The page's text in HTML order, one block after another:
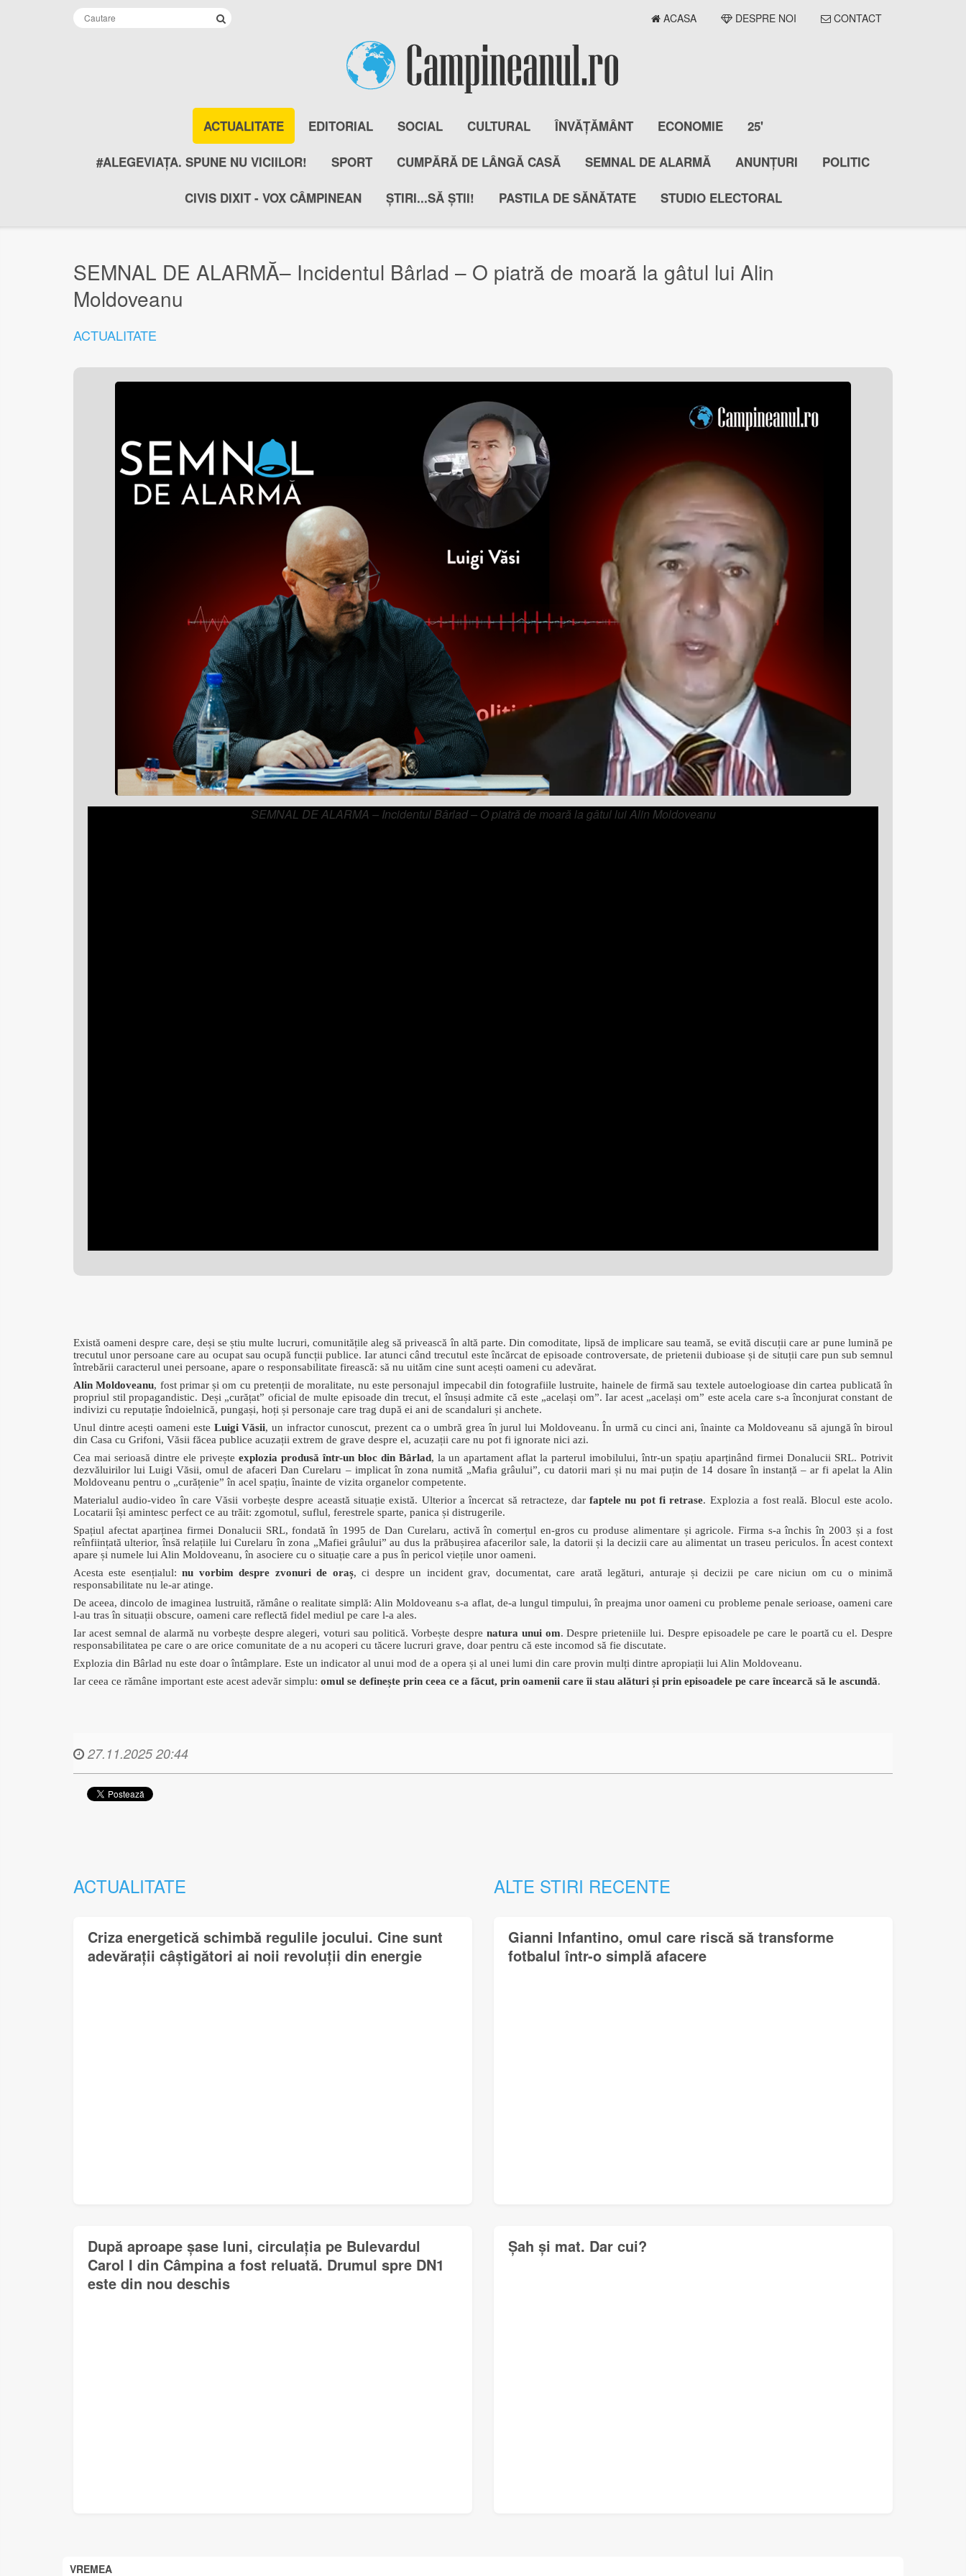
ACASA DESPRE NOI CONTACT
ACTUALITATE EDITORIAL SOCIAL CULTURAL ÎNVĂȚĂMÂNT ECONOMIE 25'
#ALEGEVIAȚA. SPUNE NU VICIILOR! SPORT CUMPĂRĂ DE LÂNGĂ CASĂ SEMNAL DE ALARMĂ ANUNȚURI POLITIC
CIVIS DIXIT - VOX CÂMPINEAN ȘTIRI...SĂ ȘTII! PASTILA DE SĂNĂTATE STUDIO ELECTORAL
SEMNAL DE ALARMĂ– Incidentul Bârlad – O piatră de moară la gâtul lui Alin
Moldoveanu
ACTUALITATE
SEMNAL DE ALARMA – Incidentul Bârlad – O piatră de moară la gâtul lui Alin Moldoveanu
Există oameni despre care, deși se știu multe lucruri, comunitățile aleg să privească în altă parte. Din comoditate, lipsă de implicare sau teamă, se evită discuții care ar pune lumină pe
trecutul unor persoane care au ocupat sau ocupă funcții publice. Iar atunci când trecutul este încărcat de episoade controversate, de prietenii dubioase și de situții care pun sub semnul
întrebării caracterul unei persoane, apare o responsabilitate firească: să nu uităm cine sunt acești oameni cu adevărat.
Alin Moldoveanu, fost primar și om cu pretenții de moralitate, nu este personajul impecabil din fotografiile lustruite, hainele de firmă sau textele autoelogioase din cartea publicată în
propriul stil propagandistic. Deși „curățat” oficial de multe episoade din trecut, el însuși admite că este „același om”. Iar acest „același om” este acela care s-a înconjurat constant de
indivizi cu reputație îndoielnică, pungași, hoți și personaje care trag după ei ani de scandaluri și anchete.
Unul dintre acești oameni este Luigi Văsii, un infractor cunoscut, prezent ca o umbră grea în jurul lui Moldoveanu. În urmă cu cinci ani, înainte ca Moldoveanu să ajungă în biroul
din Casa cu Grifoni, Văsii făcea publice acuzații extrem de grave despre el, acuzații care nu pot fi ignorate nici azi.
Cea mai serioasă dintre ele privește explozia produsă într-un bloc din Bârlad, la un apartament aflat la parterul imobilului, într-un spațiu aparținând firmei Donalucii SRL. Potrivit
dezvăluirilor lui Luigi Văsii, omul de afaceri Dan Curelaru – implicat în zona numită „Mafia grâului”, cu datorii mari și nu mai puțin de 14 dosare în instanță – ar fi apelat la Alin
Moldoveanu pentru o „curățenie” în acel spațiu, înainte de vizita organelor competente.
Materialul audio-video în care Văsii vorbește despre această situație există. Ulterior a încercat să retracteze, dar faptele nu pot fi retrase. Explozia a fost reală. Blocul este acolo.
Locatarii își amintesc perfect ce au trăit: zgomotul, suflul, ferestrele sparte, panica și distrugerile.
Spațiul afectat aparținea firmei Donalucii SRL, fondată în 1995 de Dan Curelaru, activă în comerțul en-gros cu produse alimentare și agricole. Firma s-a închis în 2003 și a fost
reînființată ulterior, însă relațiile lui Curelaru în zona „Mafiei grâului” au dus la prăbușirea afacerilor sale, la datorii și la decizii care au alimentat un traseu periculos. În acest context
apare și numele lui Alin Moldoveanu, în asociere cu o situație care a pus în pericol viețile unor oameni.
Acesta este esențialul:nu vorbim despre zvonuri de oraș, ci despre un incident grav, documentat, care arată legături, anturaje și decizii pe care niciun om cu o minimă
responsabilitate nu le-ar atinge.
De aceea, dincolo de imaginea lustruită, rămâne o realitate simplă: Alin Moldoveanu s-a aflat, de-a lungul timpului, în preajma unor oameni cu probleme penale serioase, oameni care
l-au tras în situații obscure, oameni care reflectă fidel mediul pe care l-a ales.
Iar acest semnal de alarmă nu vorbește despre alegeri, voturi sau politică. Vorbește despre natura unui om. Despre prieteniile lui. Despre episoadele pe care le poartă cu el. Despre
responsabilitatea pe care o are orice comunitate de a nu acoperi cu tăcere lucruri grave, doar pentru că este incomod să fie discutate.
Explozia din Bârlad nu este doar o întâmplare. Este un indicator al unui mod de a opera și al unei lumi din care provin mulți dintre apropiații lui Alin Moldoveanu.
Iar ceea ce rămâne important este acest adevăr simplu: omul se definește prin ceea ce a făcut, prin oamenii care îi stau alături și prin episoadele pe care încearcă să le ascundă.
27.11.2025 20:44
ACTUALITATE
Criza energetică schimbă regulile jocului. Cine sunt
adevărații câștigători ai noii revoluții din energie
După aproape șase luni, circulația pe Bulevardul
Carol I din Câmpina a fost reluată. Drumul spre DN1
este din nou deschis
ALTE STIRI RECENTE
Gianni Infantino, omul care riscă să transforme
fotbalul într-o simplă afacere
Șah și mat. Dar cui?
VREMEA